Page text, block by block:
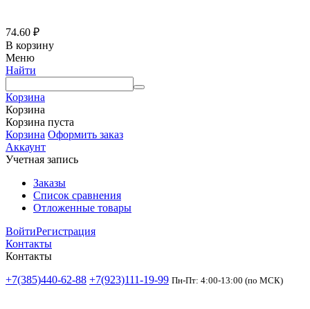
74.60 ₽
В корзину
Меню
Найти
Корзина
Корзина
Корзина пуста
Корзина Оформить заказ
Аккаунт
Учетная запись
Заказы
Список сравнения
Отложенные товары
ВойтиРегистрация
Контакты
Контакты
+7(385)440-62-88 +7(923)111-19-99 Пн-Пт: 4:00-13:00 (по МСК)